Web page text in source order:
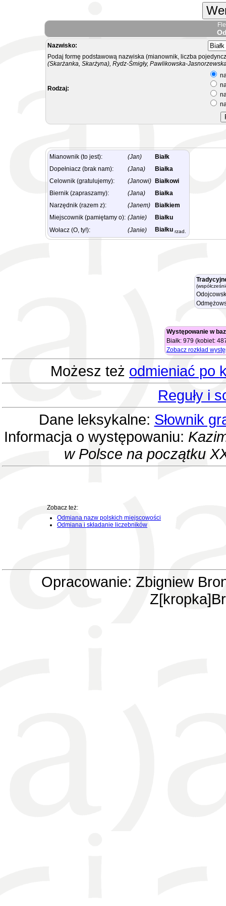
Nazwisko:
Podaj formę podstawową nazwiska (mianownik, liczba
(Skarżanka, Skarżyna), Rydz-Śmigły, Pawlikowska-
Rodzaj:
Mianownik (to jest): (Jan)
Białk
Dopełniacz (brak nam):
(Jana)
Białka
Celownik (gratulujemy):
(Janowi)
Białkowi
Biernik (zapraszamy):
(Jana)
Białka
Narzędnik (razem z):
(Janem)
Białkiem
Miejscownik (pamiętamy o): (Janie)
Białku
Wołacz (O, ty!):
(Janie) Białku rzad.
Występowanie w
Białk: 979 (kobiet:
Zobacz rozkład
Możesz też odmieniać po
Reguły i
Dane leksykalne: Słownik
Informacja o występowaniu:
w Polsce na początku
Zobacz też:
Odmiana nazw polskich miejscowości
Odmiana i składanie liczebników
Opracowanie: Zbigniew